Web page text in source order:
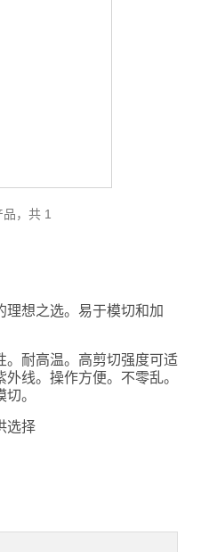
品，共 1
理想之选。易于模切和加
。耐高温。高剪切强度可适
线。操作方便。不零乱。
。
选择